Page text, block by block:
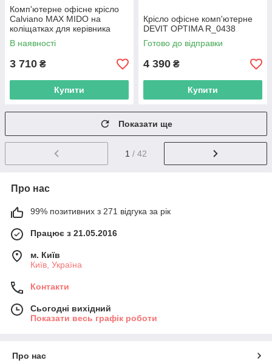
Комп'ютерне офісне крісло
Calviano MAX MIDO на
коліщатках для керівника
R_0816
В наявності
3 710 ₴
Купити
Крісло офісне комп'ютерне
DEVIT OPTIMA R_0438
Готово до відправки
4 390 ₴
Купити
Показати ще
1 / 42
Про нас
99% позитивних з 271 відгука за рік
Працює з 21.05.2016
м. Київ
Київ, Україна
Контакти
Сьогодні вихідний
Показати весь графік роботи
Про нас